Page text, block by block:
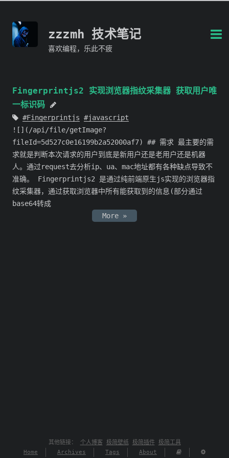
zzzmh 技术笔记
喜欢编程，乐此不疲
Fingerprintjs2 实现浏览器指纹采集器 获取用户唯
一标识码
Fingerprintjs
javascript
![](/api/file/getImage?
fileId=5d527c0e16199b2a52000af7) ## 需求 最主要的需
求就是判断本次请求的用户到底是新用户还是老用户还是机器
人。通过request去分析ip、ua、mac地址都有各种缺点导致不
准确。 Fingerprintjs2 是通过纯前端原生js实现的浏览器指
纹采集器，通过获取浏览器中所有能获取到的信息(部分通过
base64转成
More »
其他链接： 个人博客 极简壁纸 极简插件 极简工具
Home
Archives Tags About